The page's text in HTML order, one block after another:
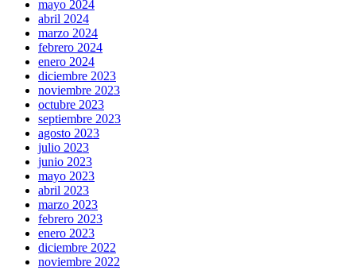
mayo 2024
abril 2024
marzo 2024
febrero 2024
enero 2024
diciembre 2023
noviembre 2023
octubre 2023
septiembre 2023
agosto 2023
julio 2023
junio 2023
mayo 2023
abril 2023
marzo 2023
febrero 2023
enero 2023
diciembre 2022
noviembre 2022